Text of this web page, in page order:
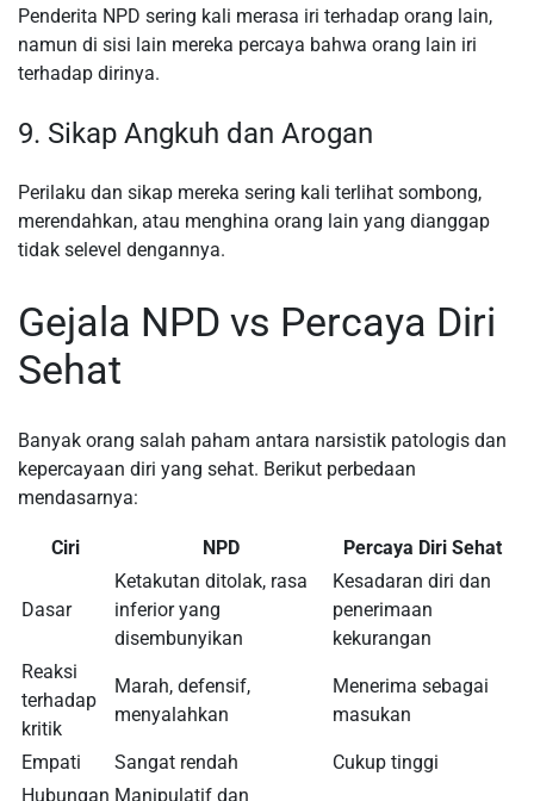
Penderita NPD sering kali merasa iri terhadap orang lain,
namun di sisi lain mereka percaya bahwa orang lain iri
terhadap dirinya.
9. Sikap Angkuh dan Arogan
Perilaku dan sikap mereka sering kali terlihat sombong,
merendahkan, atau menghina orang lain yang dianggap
tidak selevel dengannya.
Gejala NPD vs Percaya Diri
Sehat
Banyak orang salah paham antara narsistik patologis dan
kepercayaan diri yang sehat. Berikut perbedaan
mendasarnya:
Ciri NPD Percaya Diri Sehat
Dasar
Ketakutan ditolak, rasa
inferior yang
disembunyikan
Kesadaran diri dan
penerimaan
kekurangan
Reaksi
terhadap
kritik
Marah, defensif,
menyalahkan
Menerima sebagai
masukan
Empati Sangat rendah
Cukup tinggi
Hubungan Manipulatif dan